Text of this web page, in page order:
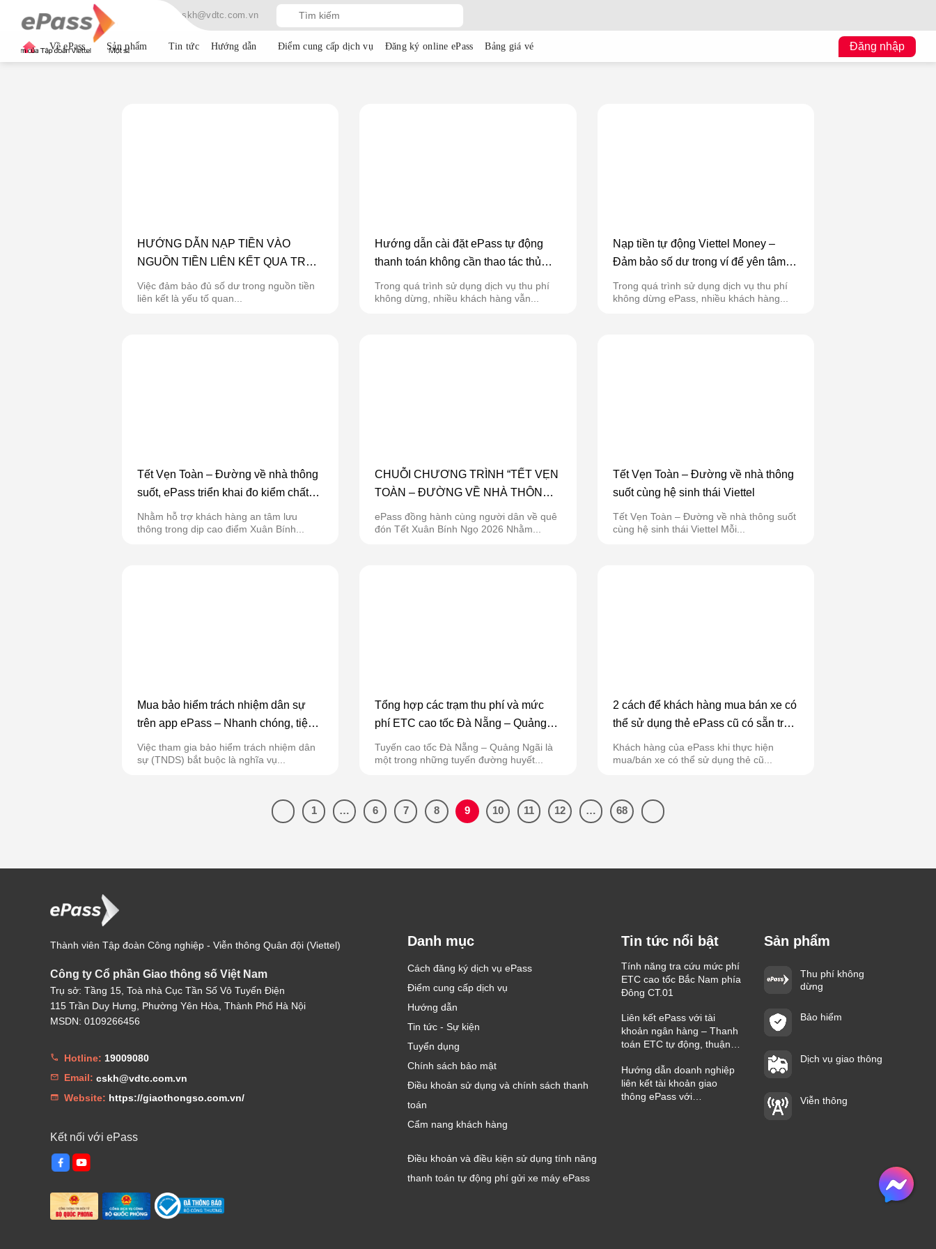
content
Email: cskh@vdtc.com.vn
Hotline: 19009080
Về ePass Sản phẩm Tin tức Hướng dẫn Điểm cung cấp dịch vụ Đăng ký online ePass Bảng giá vé Đăng nhập
HƯỚNG DẪN NẠP TIỀN VÀO
NGUỒN TIỀN LIÊN KẾT QUA TRẠM
VỀ QUÊ ĂN TẾT
Việc đảm bảo đủ số dư trong nguồn tiền
liên kết là yếu tố quan...
Hướng dẫn cài đặt ePass tự động
thanh toán không cần thao tác thủ
công
Trong quá trình sử dụng dịch vụ thu phí
không dừng, nhiều khách hàng vẫn...
Nạp tiền tự động Viettel Money –
Đảm bảo số dư trong ví để yên tâm
qua trạm
Trong quá trình sử dụng dịch vụ thu phí
không dừng ePass, nhiều khách hàng...
Tết Vẹn Toàn – Đường về nhà thông
suốt, ePass triển khai đo kiểm chất
lượng thẻ ETC ngày 11/02/2026 Cao
tốc Cầu Giẽ – Ninh Bình
Nhằm hỗ trợ khách hàng an tâm lưu
thông trong dịp cao điểm Xuân Bính...
CHUỖI CHƯƠNG TRÌNH “TẾT VẸN
TOÀN – ĐƯỜNG VỀ NHÀ THÔNG
SUỐT” CỦA EPASS
ePass đồng hành cùng người dân về quê
đón Tết Xuân Bính Ngọ 2026 Nhằm...
Tết Vẹn Toàn – Đường về nhà thông
suốt cùng hệ sinh thái Viettel
Tết Vẹn Toàn – Đường về nhà thông suốt
cùng hệ sinh thái Viettel Mỗi...
Mua bảo hiểm trách nhiệm dân sự
trên app ePass – Nhanh chóng, tiện
lợi cho mọi chủ xe
Việc tham gia bảo hiểm trách nhiệm dân
sự (TNDS) bắt buộc là nghĩa vụ...
Tổng hợp các trạm thu phí và mức
phí ETC cao tốc Đà Nẵng – Quảng
Ngãi mới nhất
Tuyến cao tốc Đà Nẵng – Quảng Ngãi là
một trong những tuyến đường huyết...
2 cách để khách hàng mua bán xe có
thể sử dụng thẻ ePass cũ có sẵn trên
xe
Khách hàng của ePass khi thực hiện
mua/bán xe có thể sử dụng thẻ cũ...
1 … 6 7 8 9 10 11 12 … 68
Thành viên Tập đoàn Công nghiệp - Viễn thông Quân đội (Viettel)
Công ty Cổ phần Giao thông số Việt Nam
Trụ sở: Tầng 15, Toà nhà Cục Tần Số Vô Tuyến Điện
115 Trần Duy Hưng, Phường Yên Hòa, Thành Phố Hà Nội
MSDN: 0109266456
Hotline: 19009080
Email: cskh@vdtc.com.vn
Website: https://giaothongso.com.vn/
Kết nối với ePass
Danh mục
Cách đăng ký dịch vụ ePass
Điểm cung cấp dịch vụ
Hướng dẫn
Tin tức - Sự kiện
Tuyển dụng
Chính sách bảo mật
Điều khoản sử dụng và chính sách thanh
toán
Cẩm nang khách hàng
Điều khoản và điều kiện sử dụng tính năng
thanh toán tự động phí gửi xe máy ePass
Tin tức nổi bật
Tính năng tra cứu mức phí
ETC cao tốc Bắc Nam phía
Đông CT.01
Liên kết ePass với tài
khoản ngân hàng – Thanh
toán ETC tự động, thuận
Hướng dẫn doanh nghiệp
liên kết tài khoản giao
thông ePass với
Sản phẩm
Thu phí không
dừng
Bảo hiểm
Dịch vụ giao thông
Viễn thông